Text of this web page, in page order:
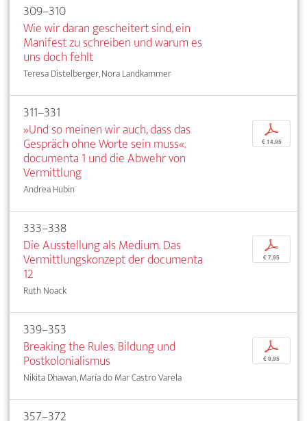
309–310
Wie wir daran gescheitert sind, ein
Manifest zu schreiben und warum es
uns doch fehlt
Teresa Distelberger, Nora Landkammer
311–331
»Und so meinen wir auch, dass das
Gespräch ohne Worte sein muss«.
documenta 1 und die Abwehr von
Vermittlung
Andrea Hubin
p
€ 14,95
333–338
Die Ausstellung als Medium. Das
Vermittlungskonzept der documenta
12
Ruth Noack
p
€ 7,95
339–353
Breaking the Rules. Bildung und
Postkolonialismus
Nikita Dhawan, María do Mar Castro Varela
p
€ 9,95
357–372